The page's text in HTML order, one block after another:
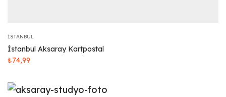
İSTANBUL
İstanbul Aksaray Kartpostal
₺74,99